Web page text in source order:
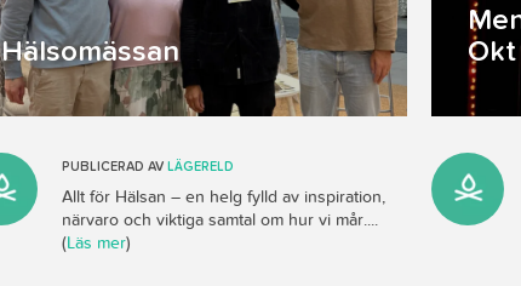
Hälsomässan
PUBLICERAD AV LÄGERELD
Allt för Hälsan – en helg fylld av inspiration,
närvaro och viktiga samtal om hur vi mår....
(Läs mer)
Okt